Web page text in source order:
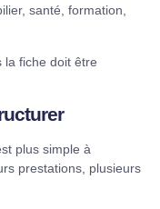
santé, formation,
la fiche doit être
plus simple à
prestations, plusieurs